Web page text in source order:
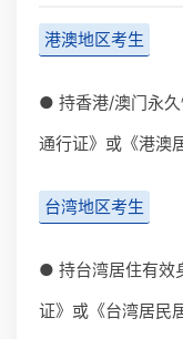
港澳地区考生
● 持香港/澳门永
通行证》或《港澳
台湾地区考生
● 持台湾居住有效
证》或《台湾居民